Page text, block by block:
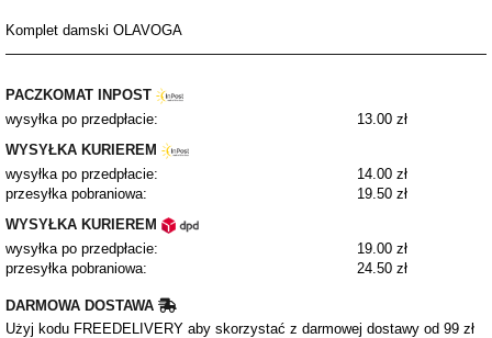
Komplet damski OLAVOGA
PACZKOMAT INPOST
wysyłka po przedpłacie:
13.00 zł
WYSYŁKA KURIEREM
wysyłka po przedpłacie:
14.00 zł
przesyłka pobraniowa:
19.50 zł
WYSYŁKA KURIEREM
wysyłka po przedpłacie:
19.00 zł
przesyłka pobraniowa:
24.50 zł
DARMOWA DOSTAWA
Użyj kodu FREEDELIVERY aby skorzystać z darmowej dostawy od 99 zł